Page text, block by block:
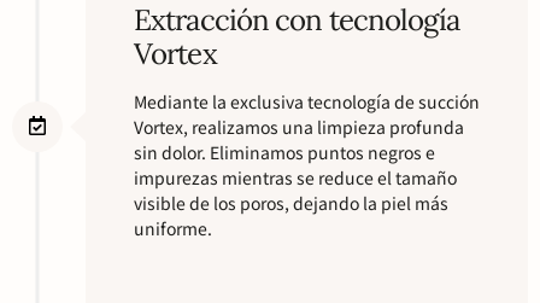
Extracción con tecnología
Vortex
Mediante la exclusiva tecnología de succión
Vortex, realizamos una limpieza profunda
sin dolor. Eliminamos puntos negros e
impurezas mientras se reduce el tamaño
visible de los poros, dejando la piel más
uniforme.